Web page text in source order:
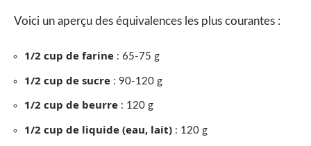
Voici un aperçu des équivalences les plus courantes :
1/2 cup de farine : 65-75 g
1/2 cup de sucre : 90-120 g
1/2 cup de beurre : 120 g
1/2 cup de liquide (eau, lait) : 120 g